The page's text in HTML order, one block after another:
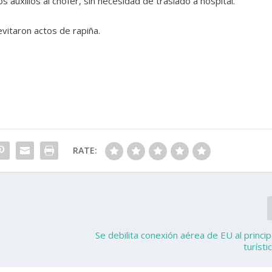
actos de rapiña.
RATE:
Se debilita conexión aérea de EU al